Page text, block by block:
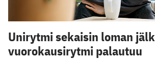
Unirytmi sekaisin loman
vuorokausirytmi palautuu